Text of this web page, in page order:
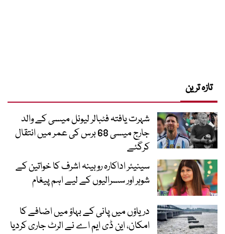
تازہ ترین
شہرت یافتہ فٹبالر لیونل میسی کے والد
جارج میسی 68 برس کی عمر میں انتقال
کرگئے
سینیئر اداکارہ روبینہ اشرف کا خواتین کے
شوہر اور سسرالیوں کے لیے اہم پیغام
دریاؤں میں پانی کے بہاؤ میں اضافے کا
امکان، این ڈی ایم اے نے الرٹ جاری کردیا